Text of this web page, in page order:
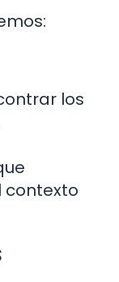
los
contexto